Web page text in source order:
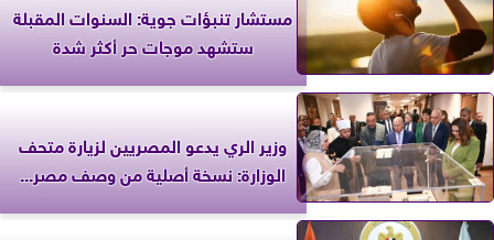
مستشار تنبؤات جوية: السنوات المقبلة
ستشهد موجات حر أكثر شدة
وزير الري يدعو المصريين لزيارة متحف
الوزارة: نسخة أصلية من وصف مصر...